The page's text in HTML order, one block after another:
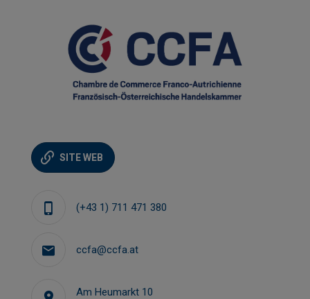
SITE WEB
(+43 1) 711 471 380
ccfa@ccfa.at
Am Heumarkt 10